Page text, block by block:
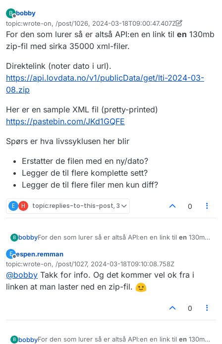
B
Frakoblet
bobby
topic:wrote-on, /post/1026, 2024-03-18T09:00:47.407Z
Sist endret av bobby
For den som lurer så er altså API:en en link til en 130mb
zip-fil med sirka 35000 xml-filer.
Direktelink (noter dato i url).
https://api.lovdata.no/v1/publicData/get/lti-2024-03-
08.zip
Her er en sample XML fil (pretty-printed)
https://pastebin.com/JKd1GQFE
Spørs er hva livssyklusen her blir
Erstatter de filen med en ny/dato?
Legger de til flere komplette sett?
Legger de til flere filer men kun diff?
E H topic:replies-to-this-post, 3 0
B bobbyFor den som lurer så er altså API:en en link til en 130mb
Direktelink (noter dato i url).
https://api.lovdata.no/v1/publicData/get/lti-2024-03-
08.zip
Her er en sample XML fil (pretty-printed)
https://pastebin.com/JKd1GQFE
Spørs er hva livssyklusen her blir
E
Frakoblet
espen.remman
topic:wrote-on, /post/1027, 2024-03-18T09:10:08.758Z
Sist endret av
@bobby Takk for info. Og det kommer vel ok fra i
linken at man laster ned en zip-fil.
0
B bobbyFor den som lurer så er altså API:en en link til en 130mb